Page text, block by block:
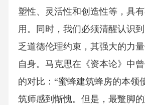
塑性、灵活性和创造性等，具
用。同时，我们必须清醒认识
乏道德伦理约束，其强大的力
自身。马克思在《资本论》中
的对比：“蜜蜂建筑蜂房的本领
筑师感到惭愧。但是，最蹩脚